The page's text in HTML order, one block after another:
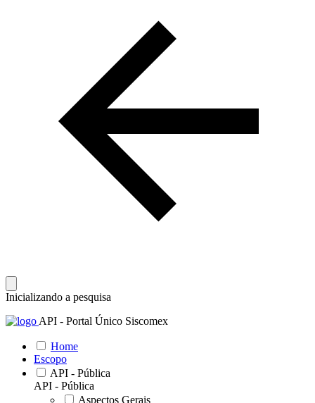
Inicializando a pesquisa
API - Portal Único Siscomex
Home
Escopo
API - Pública
API - Pública
Aspectos Gerais